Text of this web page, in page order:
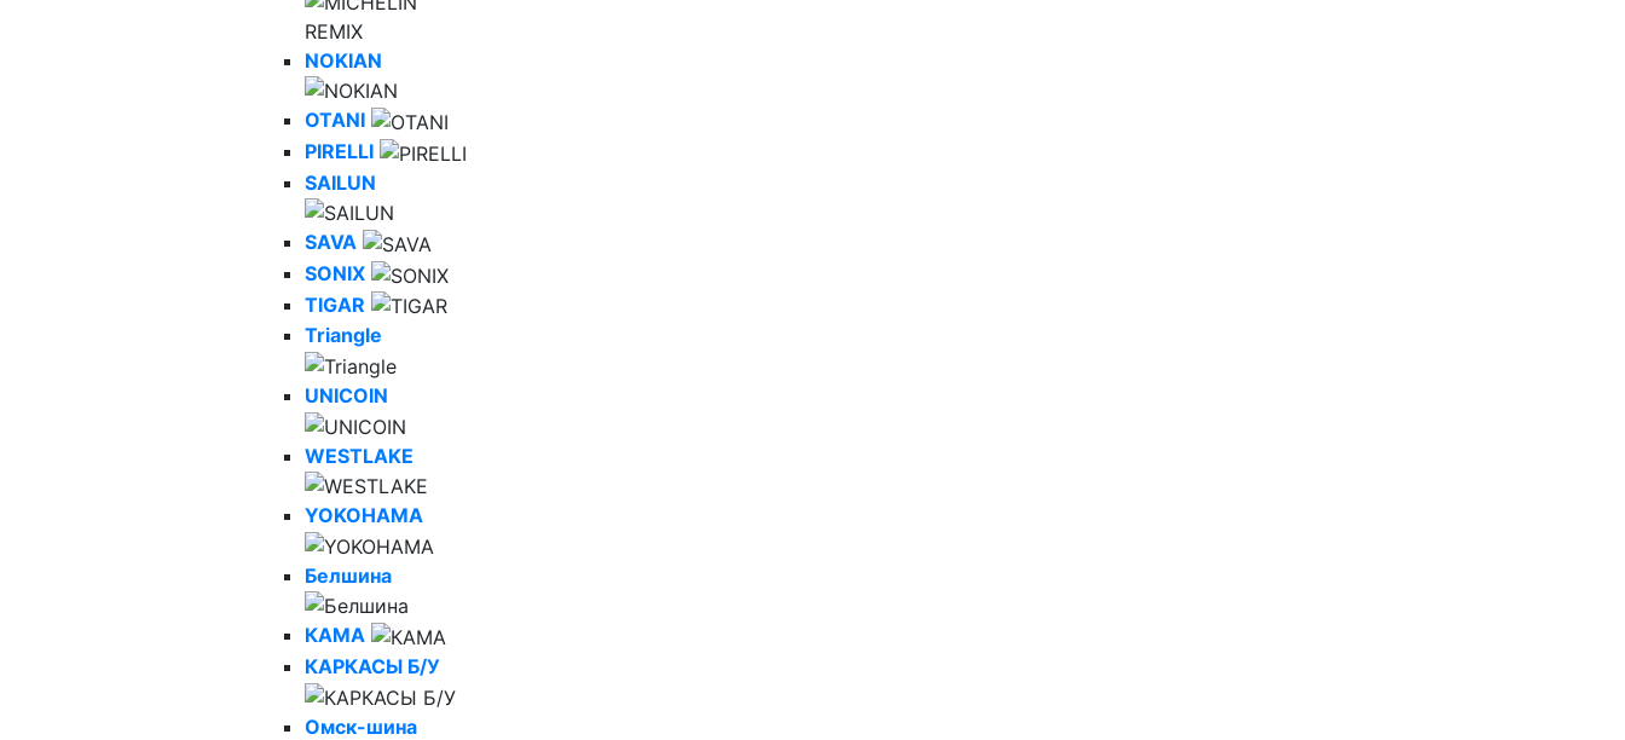
NOKIAN
OTANI
PIRELLI
SAILUN
SAVA
SONIX
TIGAR
Triangle
UNICOIN
WESTLAKE
YOKOHAMA
Белшина
КАМА
КАРКАСЫ Б/У
Омск-шина